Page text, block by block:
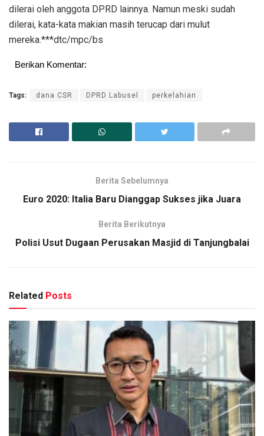
dilerai oleh anggota DPRD lainnya. Namun meski sudah
dilerai, kata-kata makian masih terucap dari mulut
mereka.***dtc/mpc/bs
Berikan Komentar:
Tags: dana CSR DPRD Labusel perkelahian
Berita Sebelumnya
Euro 2020: Italia Baru Dianggap Sukses jika Juara
Berita Berikutnya
Polisi Usut Dugaan Perusakan Masjid di Tanjungbalai
Related Posts